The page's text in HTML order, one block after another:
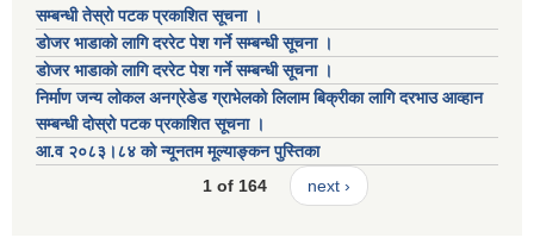
सम्बन्धी तेस्रो पटक प्रकाशित सूचना ।
डाेजर भाडाकाे लागि दररेट पेश गर्ने सम्बन्धी सूचना ।
डाेजर भाडाकाे लागि दररेट पेश गर्ने सम्बन्धी सूचना ।
निर्माण जन्य लोकल अनग्रेडेड ग्राभेलको लिलाम बिक्रीका लागि दरभाउ आव्हान
सम्बन्धी दोस्रो पटक प्रकाशित सूचना ।
आ.व २०८३।८४ को न्यूनतम मूल्याङ्कन पुस्तिका
1 of 164
next ›